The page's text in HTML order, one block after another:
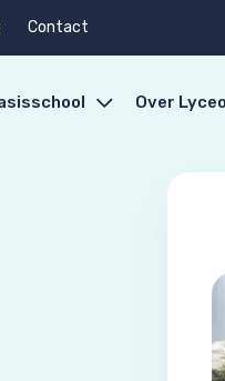
Contact
Over Lyceo